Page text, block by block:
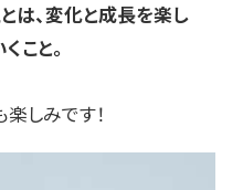
は、変化と成長を楽し
こと。
しみです！